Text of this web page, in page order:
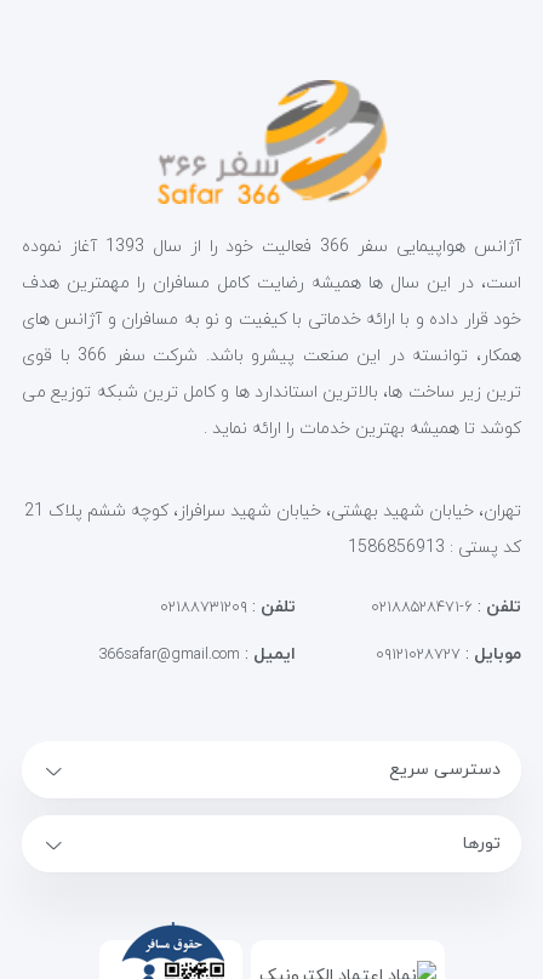
آژانس هواپیمایی سفر 366 فعالیت خود را از سال 1393 آغاز نموده
است، در این سال ها همیشه رضایت کامل مسافران را مهمترین هدف
خود قرار داده و با ارائه خدماتی با کیفیت و نو به مسافران و آژانس های
همکار، توانسته در این صنعت پیشرو باشد. شرکت سفر 366 با قوی
ترین زیر ساخت ها، بالاترین استاندارد ها و کامل ترین شبکه توزیع می
کوشد تا همیشه بهترین خدمات را ارائه نماید .
تهران، خیابان شهید بهشتی، خیابان شهید سرافراز، کوچه ششم پلاک 21
کد پستی : 1586856913
تلفن : ۶-۰۲۱۸۸۵۲۸۴۷۱ تلفن : ۰۲۱۸۸۷۳۱۲۰۹
موبایل : ۰۹۱۲۱۰۲۸۷۲۷ ایمیل :
366safar@gmail.com
دسترسی سریع
تورها